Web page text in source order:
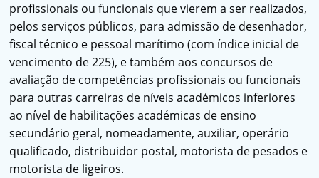
profissionais ou funcionais que vierem a ser realizados,
pelos serviços públicos, para admissão de desenhador,
fiscal técnico e pessoal marítimo (com índice inicial de
vencimento de 225), e também aos concursos de
avaliação de competências profissionais ou funcionais
para outras carreiras de níveis académicos inferiores
ao nível de habilitações académicas de ensino
secundário geral, nomeadamente, auxiliar, operário
qualificado, distribuidor postal, motorista de pesados e
motorista de ligeiros.